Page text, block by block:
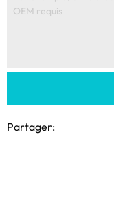
Partager: